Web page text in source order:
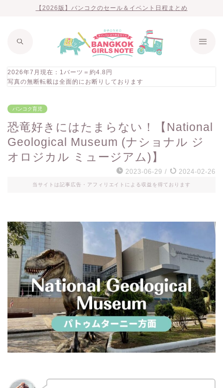
【2026版】バンコクのセール＆イベント日程まとめ
2026年7月現在：1バーツ＝約4.8円
写真の無断転載は全面的にお断りしております
バンコク育児
恐竜好きにはたまらない！【National
Geological Museum (ナショナル ジ
オロジカル ミュージアム)】
2023-06-29 / 2024-02-26
当サイトは記事広告・アフィリエイトによる収益を得ております